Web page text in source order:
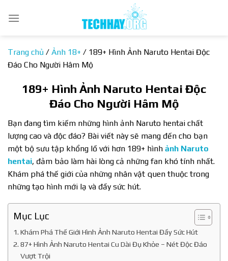
qua
Trang chủ / Ảnh 18+ / 189+ Hình Ảnh Naruto Hentai Độc
Đáo Cho Người Hâm Mộ
189+ Hình Ảnh Naruto Hentai Độc
Đáo Cho Người Hâm Mộ
Bạn đang tìm kiếm những hình ảnh Naruto hentai chất
lượng cao và độc đáo? Bài viết này sẽ mang đến cho bạn
một bộ sưu tập khổng lồ với hơn 189+ hình ảnh Naruto
hentai, đảm bảo làm hài lòng cả những fan khó tính nhất.
Khám phá thế giới của những nhân vật quen thuộc trong
những tạo hình mới lạ và đầy sức hút.
Mục Lục
Khám Phá Thế Giới Hình Ảnh Naruto Hentai Đầy Sức Hút
87+ Hình Ảnh Naruto Hentai Cu Dài Đụ Khỏe – Nét Độc Đáo
Vượt Trội